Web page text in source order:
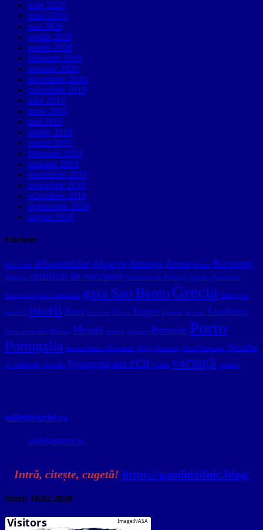
iulie 2020
iunie 2020
mai 2020
aprilie 2020
martie 2020
februarie 2020
ianuarie 2020
decembrie 2019
noiembrie 2019
iulie 2019
iunie 2019
mai 2019
aprilie 2019
martie 2019
februarie 2019
ianuarie 2019
decembrie 2018
noiembrie 2018
octombrie 2018
septembrie 2018
august 2018
Etichete
Alba Iulia Alfapendular Algarve Amasya Atena Belem București
Bulgaria certificat de vaccinare Comboios de Portugal Crăciun Ferdinand
Întregitorul gara Campanha gara Sao Bento Grecia Hierapolis
Istanbul istorii Kars kavârma Konya Lagos legende lipscani Lisabona
Lupa capitolina Makaza Melnik muzeu pașaport Pomorie Porto
Portugalia Regina Maria a României Rojen Romaero Roza Vânturilor Sevilla
Sf. Gheorghe shopska Syntagma test PCR Turcia vacanță veterani
sufletdeturist.ro
sufletdeturist.ro
Intră, citește, cugetă! https://gandulzilnic.blog/
Start: 18.02.2020